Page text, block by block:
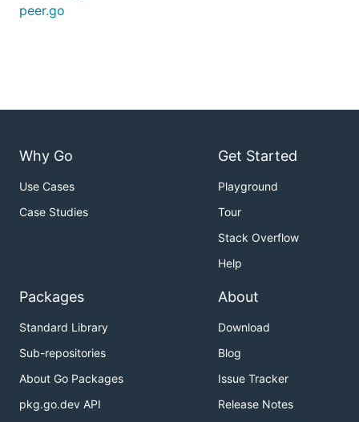
peer.go
Why Go
Use Cases
Case Studies
Get Started
Playground
Tour
Stack Overflow
Help
Packages
Standard Library
Sub-repositories
About Go Packages
pkg.go.dev API
About
Download
Blog
Issue Tracker
Release Notes